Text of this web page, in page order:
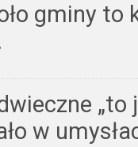
gminy to
„to
w